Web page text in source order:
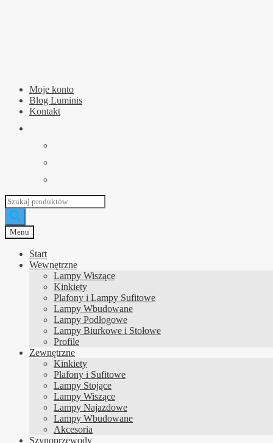
Moje konto
Blog Luminis
Kontakt
Wyszukiwarka
produktów
Menu
Start
Wewnętrzne
Lampy Wiszące
Kinkiety
Plafony i Lampy Sufitowe
Lampy Wbudowane
Lampy Podłogowe
Lampy Biurkowe i Stołowe
Profile
Zewnętrzne
Kinkiety
Plafony i Sufitowe
Lampy Stojące
Lampy Wiszące
Lampy Najazdowe
Lampy Wbudowane
Akcesoria
Szynoprzewody